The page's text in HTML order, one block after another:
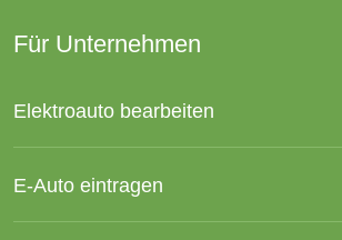
Für Unternehmen
Elektroauto bearbeiten
E-Auto eintragen